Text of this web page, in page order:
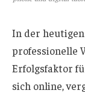
In der
professionelle
Erfolgsfaktor
sich online,